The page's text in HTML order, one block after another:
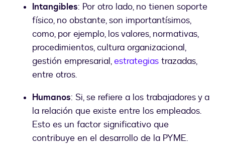
Intangibles: Por otro lado, no tienen soporte
físico, no obstante, son importantísimos,
como, por ejemplo, los valores, normativas,
procedimientos, cultura organizacional,
gestión empresarial,estrategias trazadas,
entre otros.
Humanos: Si, se refiere a los trabajadores y a
la relación que existe entre los empleados.
Esto es un factor significativo que
contribuye en el desarrollo de la PYME.